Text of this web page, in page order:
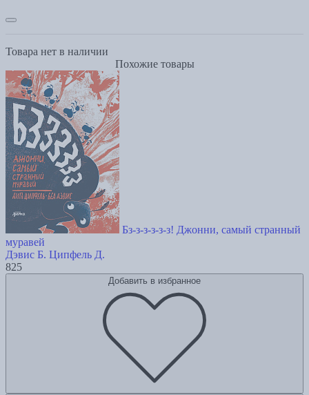
Товара нет в наличии
Похожие товары
Бз-з-з-з-з-з! Джонни, самый странный
муравей
Дэвис Б. Ципфель Д.
825
Добавить в избранное